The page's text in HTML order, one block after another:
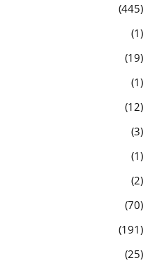
445
1
19
1
12
3
1
2
70
191
25